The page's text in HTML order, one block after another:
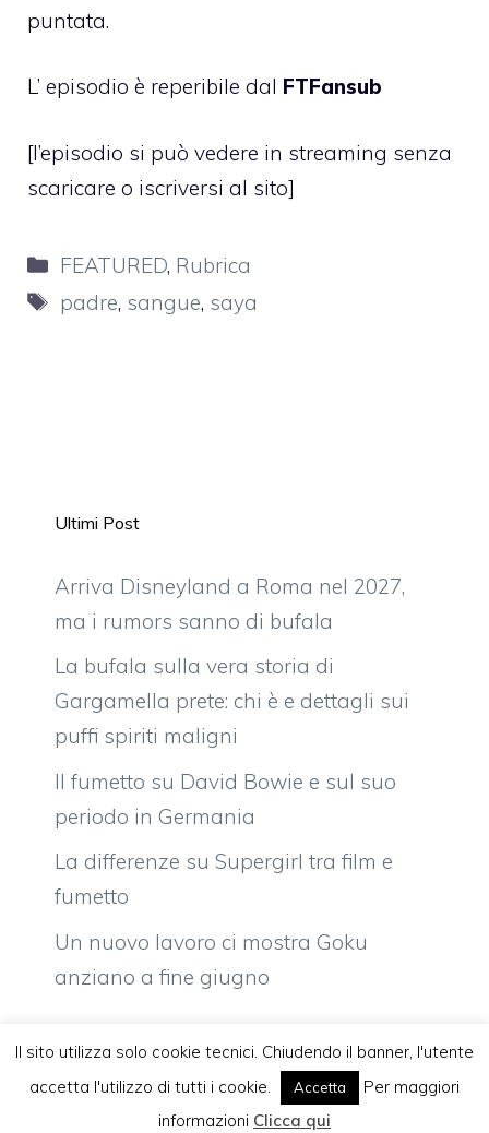
puntata.
L’ episodio è reperibile dal FTFansub
[l’episodio si può vedere in streaming senza
scaricare o iscriversi al sito]
Categorie
FEATURED, Rubrica
Tag
padre, sangue, saya
Ultimi Post
Arriva Disneyland a Roma nel 2027,
ma i rumors sanno di bufala
La bufala sulla vera storia di
Gargamella prete: chi è e dettagli sui
puffi spiriti maligni
Il fumetto su David Bowie e sul suo
periodo in Germania
La differenze su Supergirl tra film e
fumetto
Un nuovo lavoro ci mostra Goku
anziano a fine giugno
Komixjam.it © 2026 Tutti i diritti riservati
Il sito utilizza solo cookie tecnici. Chiudendo il banner, l'utente
accetta l'utilizzo di tutti i cookie.
Accetta
Per maggiori
informazioni Clicca qui
Vuoi pubblicare sul nostro network?